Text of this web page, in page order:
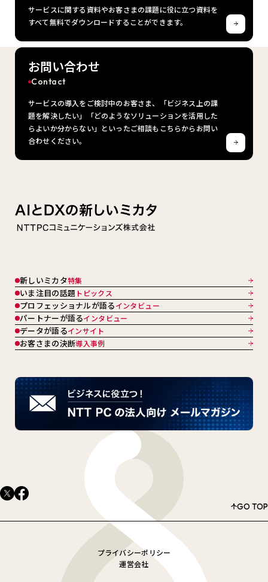
サービスに関する資料やお客さまの課題に役に立つ資料を
すべて無料でダウンロードすることができます。
お問い合わせ
Contact
サービスの導入をご検討中のお客さま、「ビジネス上の課
題を解決したい」「どのようなソリューションを活用した
らよいか分からない」といったご相談もこちらからお問い
合わせください。
新しいミカタ特集
いま注目の話題 トピックス
プロフェッショナルが語るインタビュー
パートナーが語るインタビュー
データが語るインサイト
お客さまの決断導入事例
GO TOP
プライバシーポリシー
運営会社